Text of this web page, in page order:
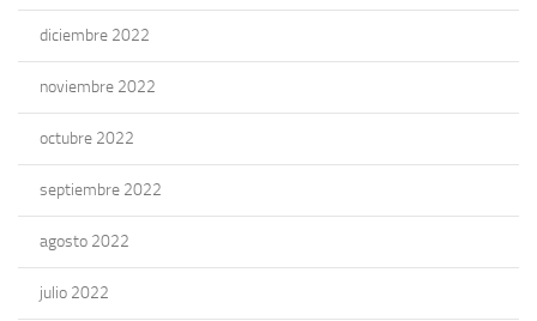
diciembre 2022
noviembre 2022
octubre 2022
septiembre 2022
agosto 2022
julio 2022